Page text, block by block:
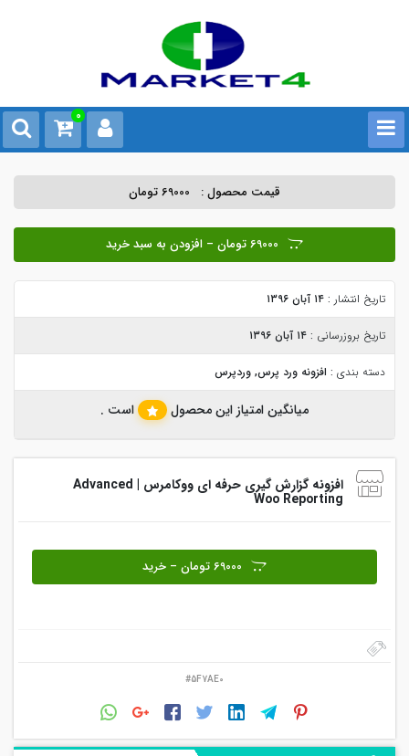
0
قیمت محصول : 69000 تومان
69000 تومان – افزودن به سبد خرید
تاریخ انتشار : ۱۴ آبان ۱۳۹۶
تاریخ بروزرسانی : ۱۴ آبان ۱۳۹۶
دسته بندی : افزونه ورد پرس, وردپرس
میانگین امتیاز این محصول است .
افزونه گزارش گیری حرفه ای ووکامرس | Advanced
Woo Reporting
69000 تومان – خرید
#5F7AE0